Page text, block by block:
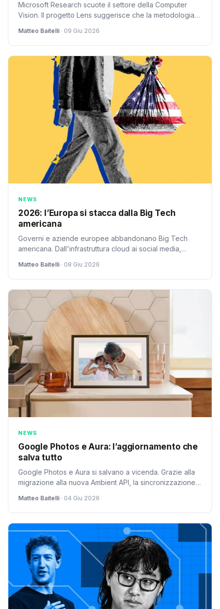
Microsoft Research scuote il settore della Computer
Vision. Il progetto Lens suggerisce che la metodologia
Matteo Baitelli · 09 Giu 2026
NEWS
2026: l’Europa si stacca dalla Big Tech
americana
Governi e aziende europee abbandonano Big Tech
americana. Dall'infrastruttura cloud ai social media,
nel 2026.
Matteo Baitelli · 08 Giu 2026
NEWS
Google Photos e Aura: l’aggiornamento che
salva tutto
Google Photos e Aura si salvano a vicenda. Grazie alla
migrazione alla nuova Ambient API, la sincronizzazione
Matteo Baitelli · 04 Giu 2026